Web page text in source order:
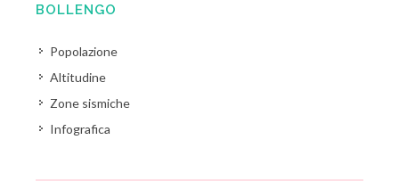
BOLLENGO
Popolazione
Altitudine
Zone sismiche
Infografica